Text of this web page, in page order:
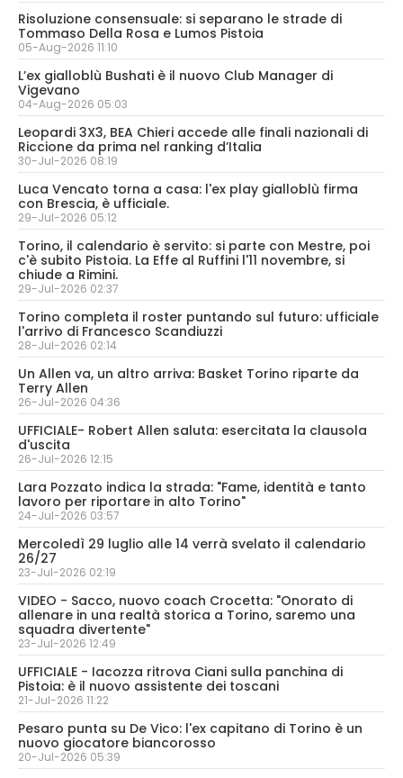
Risoluzione consensuale: si separano le strade di
Tommaso Della Rosa e Lumos Pistoia
05-Aug-2026 11:10
L’ex gialloblù Bushati è il nuovo Club Manager di
Vigevano
04-Aug-2026 05:03
Leopardi 3X3, BEA Chieri accede alle finali nazionali di
Riccione da prima nel ranking d’Italia
30-Jul-2026 08:19
Luca Vencato torna a casa: l'ex play gialloblù firma
con Brescia, è ufficiale.
29-Jul-2026 05:12
Torino, il calendario è servito: si parte con Mestre, poi
c'è subito Pistoia. La Effe al Ruffini l'11 novembre, si
chiude a Rimini.
29-Jul-2026 02:37
Torino completa il roster puntando sul futuro: ufficiale
l'arrivo di Francesco Scandiuzzi
28-Jul-2026 02:14
Un Allen va, un altro arriva: Basket Torino riparte da
Terry Allen
26-Jul-2026 04:36
UFFICIALE- Robert Allen saluta: esercitata la clausola
d'uscita
26-Jul-2026 12:15
Lara Pozzato indica la strada: "Fame, identità e tanto
lavoro per riportare in alto Torino"
24-Jul-2026 03:57
Mercoledì 29 luglio alle 14 verrà svelato il calendario
26/27
23-Jul-2026 02:19
VIDEO - Sacco, nuovo coach Crocetta: "Onorato di
allenare in una realtà storica a Torino, saremo una
squadra divertente"
23-Jul-2026 12:49
UFFICIALE - Iacozza ritrova Ciani sulla panchina di
Pistoia: è il nuovo assistente dei toscani
21-Jul-2026 11:22
Pesaro punta su De Vico: l'ex capitano di Torino è un
nuovo giocatore biancorosso
20-Jul-2026 05:39